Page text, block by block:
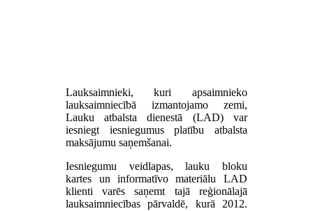
Lauksaimnieki, kuri apsaimnieko
lauksaimniecībā izmantojamo zemi,
Lauku atbalsta dienestā (LAD) var
iesniegt iesniegumus platību atbalsta
maksājumu saņemšanai.
Iesniegumu veidlapas, lauku bloku
kartes un informatīvo materiālu LAD
klienti varēs saņemt tajā reģionālajā
lauksaimniecības pārvaldē, kurā 2012.